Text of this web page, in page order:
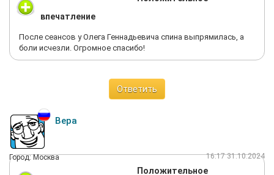
впечатление
После сеансов у Олега Геннадьевича спина выпрямилась, а
боли исчезли. Огромное спасибо!
Ответить
Вера
Город: Москва 16:17 31.10.2024
Положительное